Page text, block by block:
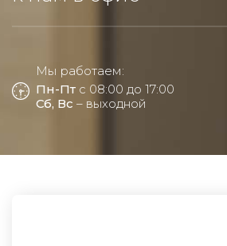
Мы работаем:
Пн-Пт с 08:00 до 17:00
Сб, Вс – выходной